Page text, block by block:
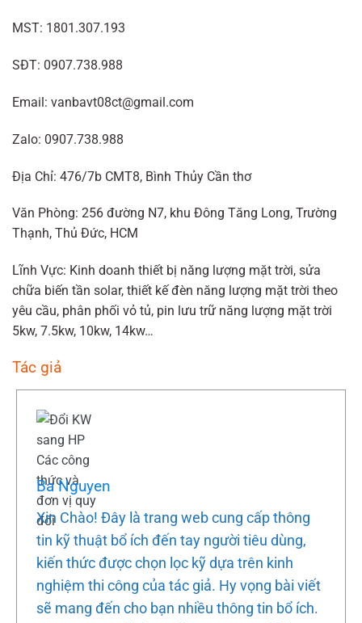
MST: 1801.307.193
SĐT: 0907.738.988
Email: vanbavt08ct@gmail.com
Zalo: 0907.738.988
Địa Chỉ: 476/7b CMT8, Bình Thủy Cần thơ
Văn Phòng: 256 đường N7, khu Đông Tăng Long, Trường
Thạnh, Thủ Đức, HCM
Lĩnh Vực: Kinh doanh thiết bị năng lượng mặt trời, sửa
chữa biến tần solar, thiết kế đèn năng lượng mặt trời theo
yêu cầu, phân phối vỏ tủ, pin lưu trữ năng lượng mặt trời
5kw, 7.5kw, 10kw, 14kw…
Tác giả
Ba Nguyen
Xin Chào! Đây là trang web cung cấp thông
tin kỹ thuật bổ ích đến tay người tiêu dùng,
kiến thức được chọn lọc kỹ dựa trên kinh
nghiệm thi công của tác giả. Hy vọng bài viết
sẽ mang đến cho bạn nhiều thông tin bổ ích.